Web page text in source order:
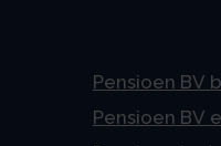
Pensioen BV
Pensioen BV